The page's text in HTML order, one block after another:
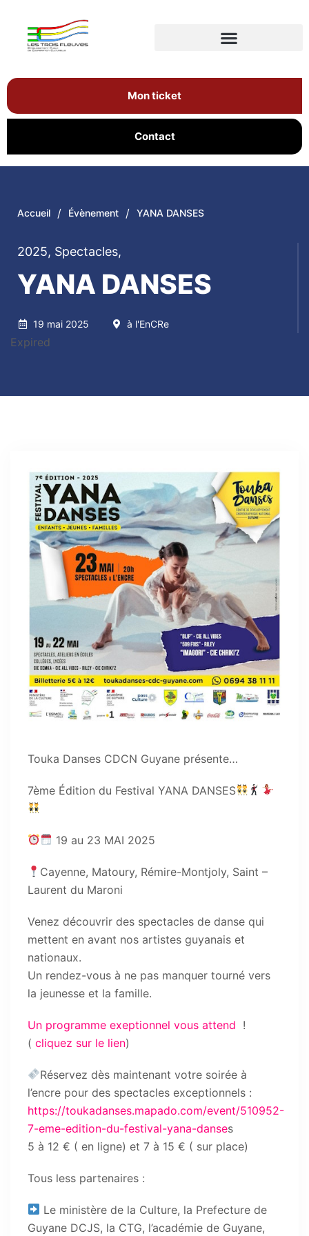
Mon ticket
Contact
Accueil / Évènement / YANA DANSES
2025, Spectacles,
YANA DANSES
19 mai 2025 à l'EnCRe
Expired
Touka Danses CDCN Guyane présente…
7ème Édition du Festival YANA DANSES
19 au 23 MAI 2025
Cayenne, Matoury, Rémire-Montjoly, Saint –
Laurent du Maroni
Venez découvrir des spectacles de danse qui
mettent en avant nos artistes guyanais et
nationaux.
Un rendez-vous à ne pas manquer tourné vers
la jeunesse et la famille.
Un programme exeptionnel vous attend !
( cliquez sur le lien)
Réservez dès maintenant votre soirée à
l’encre pour des spectacles exceptionnels :
https://toukadanses.mapado.com/event/510952-
7-eme-edition-du-festival-yana-danses
5 à 12 € ( en ligne) et 7 à 15 € ( sur place)
Tous less partenaires :
Le ministère de la Culture, la Prefecture de
Guyane DCJS, la CTG, l’académie de Guyane,